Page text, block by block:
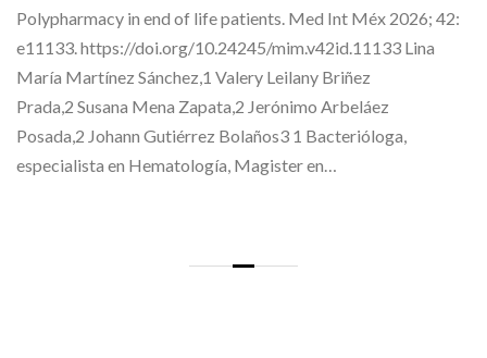
Polypharmacy in end of life patients. Med Int Méx 2026; 42:
e11133. https://doi.org/10.24245/mim.v42id.11133 Lina
María Martínez Sánchez,1 Valery Leilany Briñez
Prada,2 Susana Mena Zapata,2 Jerónimo Arbeláez
Posada,2 Johann Gutiérrez Bolaños3 1 Bacterióloga,
especialista en Hematología, Magister en…